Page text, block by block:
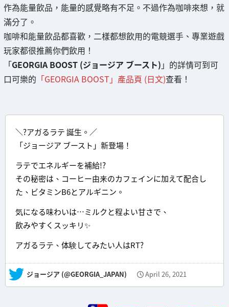
作為能量飲品，能量的感覺略有不足。不過作為咖啡來想，就
滿分了。
咖啡和能量飲品都喜歡，二樣都想飲用的電競選手、專業遊戲
玩家都很推薦你們飲用！
「GEORGIA BOOST (ジョージア ブースト) 」的詳情可到可
口可樂的 「GEORGIA BOOST」產品頁 (日文)查看！
＼?アガるラテ 誕生。／
「ジョージア ブースト」新登場！
ラテでエネルギーを補給!?
その秘密は、コーヒー由来のカフェインに加えて配合し
た、ビタミンB6とアルギニン。
気になる味わいは…ミルクと程よい甘さで、
飲みやすくスッキリ✨
アガるラテ、体験してみたい人はRT?
— ジョージア (@GEORGIA_JAPAN) April 26, 2021